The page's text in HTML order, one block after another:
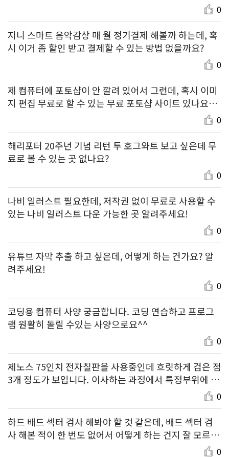
0
지니 스마트 음악감상 매 월 정기결제 해볼까 하는데, 혹
시 이거 좀 할인 받고 결제할 수 있는 방법 없을까요?
0
제 컴퓨터에 포토샵이 안 깔려 있어서 그런데, 혹시 이미
지 편집 무료로 할 수 있는 무료 포토샵 사이트 있나요?
0
해리포터 20주년 기념 리턴 투 호그와트 보고 싶은데 무
료로 볼 수 있는 곳 없나요?
0
나비 일러스트 필요한데, 저작권 없이 무료로 사용할 수
있는 나비 일러스트 다운 가능한 곳 알려주세요!
0
유튜브 자막 추출 하고 싶은데, 어떻게 하는 건가요? 알
려주세요!
0
코딩용 컴퓨터 사양 궁금합니다. 코딩 연습하고 프로그
램 원활히 돌릴 수있는 사양으로요^^
0
제노스 75인치 전자칠판을 사용중인데 흐릿하게 검은 점
3개 정도가 보입니다. 이사하는 과정에서 특정부위에 압
0
하드 배드 섹터 검사 해봐야 할 것 같은데, 배드 섹터 검
사 해본 적이 한 번도 없어서 어떻게 하는 건지 잘 모르겠
0